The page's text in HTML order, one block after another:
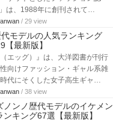
」は、1988年に創刊されて…
/ 29 view
モデルの人気ランキング
【最新版】
（エッグ）』は、大洋図書が刊行
向けファッション・ギャル系雑
代にそくした女子高生ギャ…
/ 38 view
ノンノ歴代モデルのイケメン
ンキング67選【最新版】